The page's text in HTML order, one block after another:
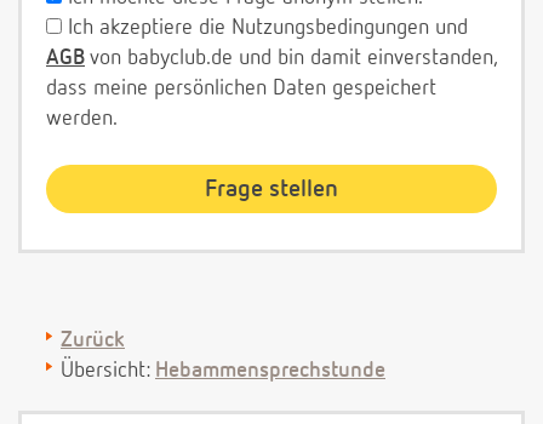
Ich akzeptiere die Nutzungsbedingungen und
AGB von babyclub.de und bin damit einverstanden,
dass meine persönlichen Daten gespeichert
werden.
Zurück
Übersicht: Hebammensprechstunde